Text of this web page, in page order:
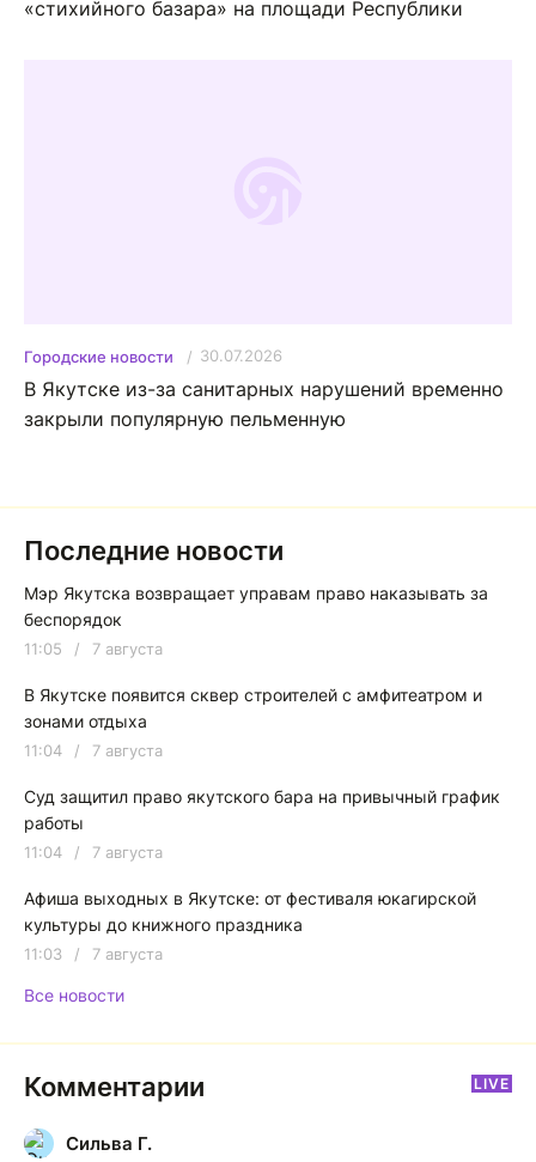
«стихийного базара» на площади Республики
Городские новости 30.07.2026
В Якутске из-за санитарных нарушений временно
закрыли популярную пельменную
Последние новости
Мэр Якутска возвращает управам право наказывать за
беспорядок
11:05 / 7 августа
В Якутске появится сквер строителей с амфитеатром и
зонами отдыха
11:04 / 7 августа
Суд защитил право якутского бара на привычный график
работы
11:04 / 7 августа
Афиша выходных в Якутске: от фестиваля юкагирской
культуры до книжного праздника
11:03 / 7 августа
Все новости
Комментарии LIVE
С Сильва Г.